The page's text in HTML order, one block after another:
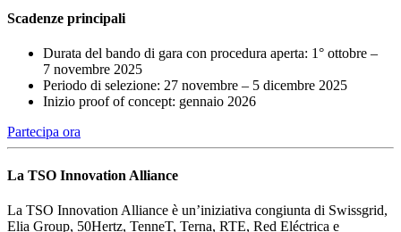
Scadenze principali
Durata del bando di gara con procedura aperta: 1° ottobre –
7 novembre 2025
Periodo di selezione: 27 novembre – 5 dicembre 2025
Inizio proof of concept: gennaio 2026
Partecipa ora
La TSO Innovation Alliance
La TSO Innovation Alliance è un’iniziativa congiunta di Swissgrid,
Elia Group, 50Hertz, TenneT, Terna, RTE, Red Eléctrica e